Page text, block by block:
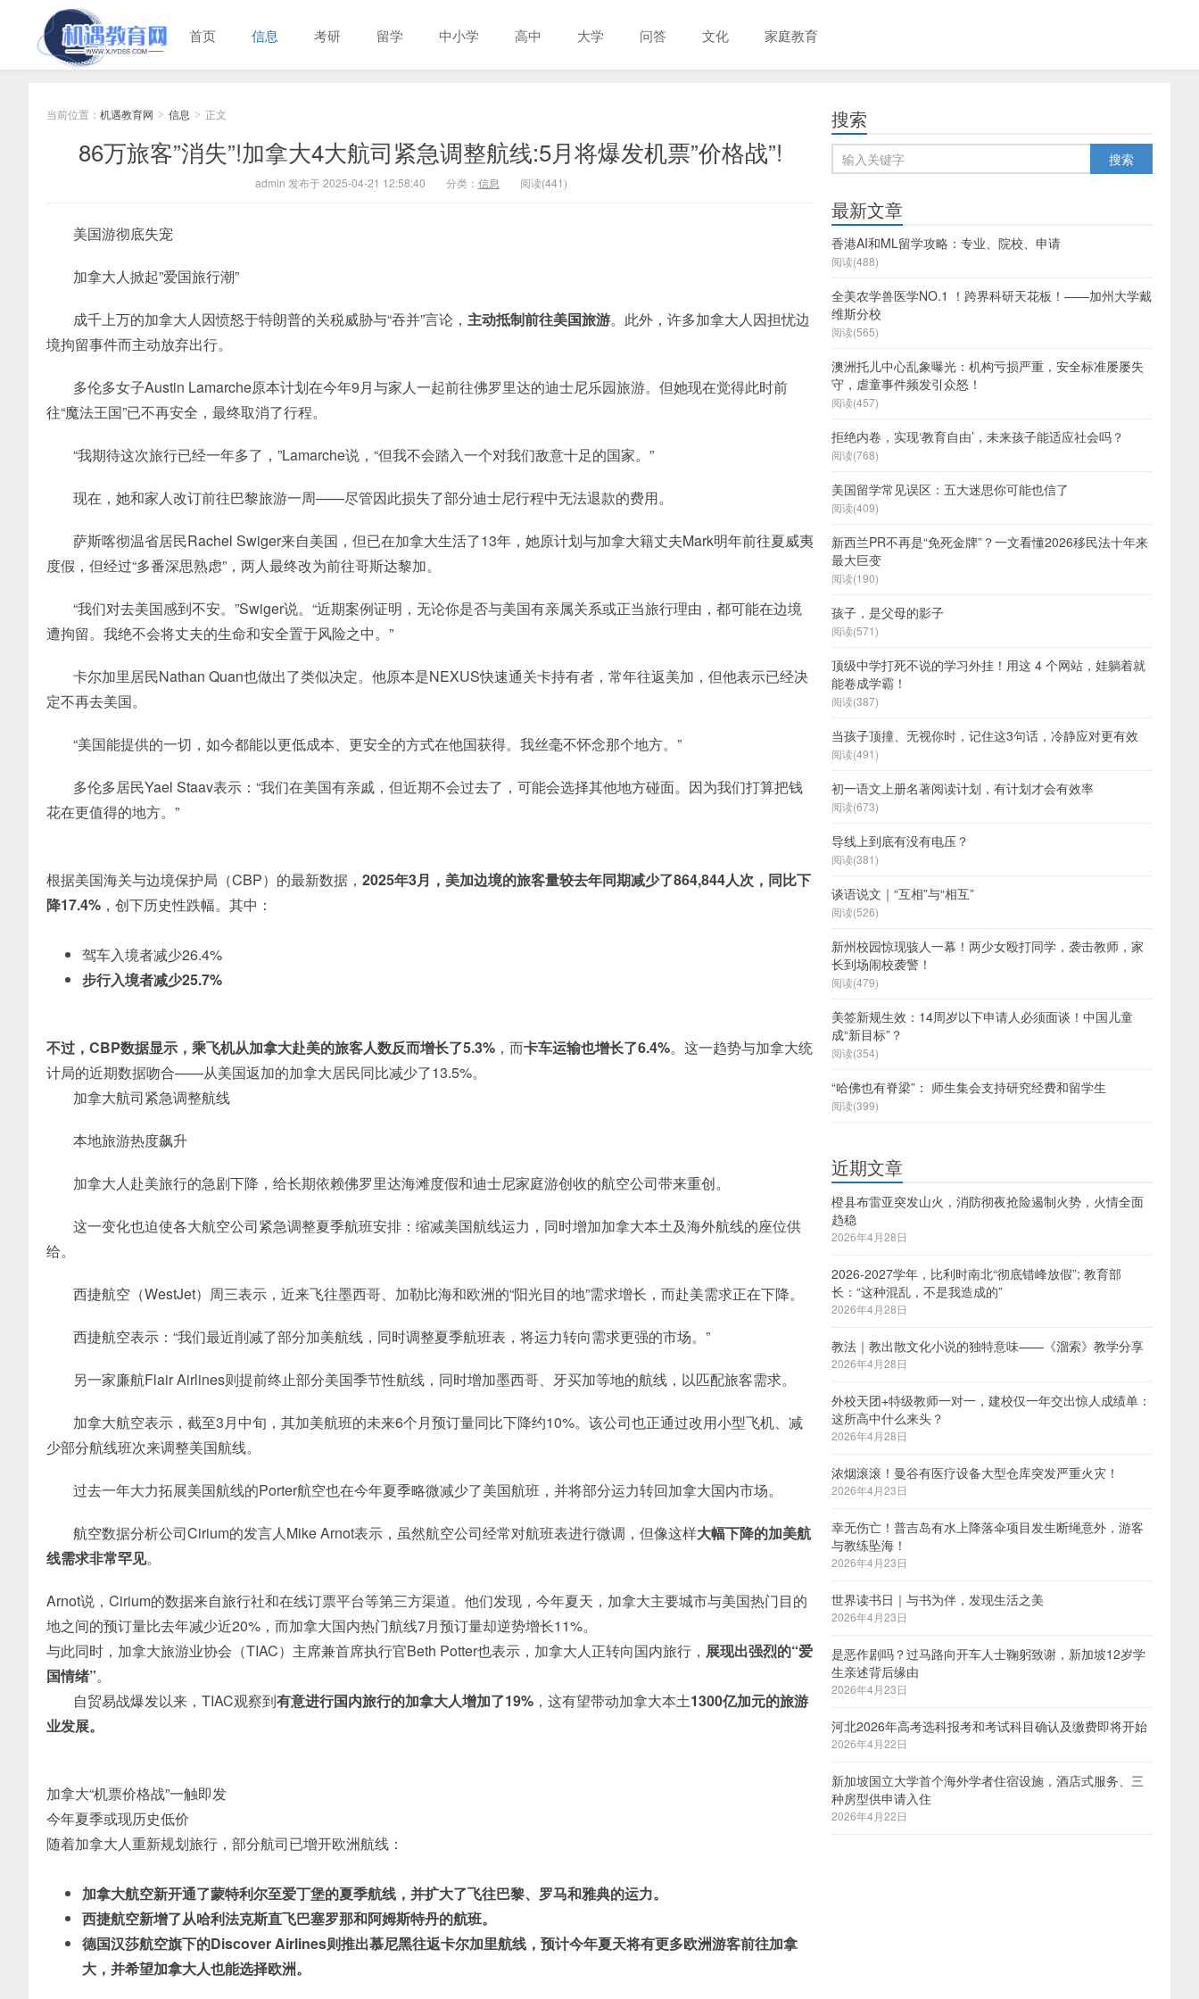
首页 信息 考研 留学 中小学 高中 大学 问答 文化 家庭教育
当前位置： 机遇教育网 > 信息 > 正文
86万旅客”消失”!加拿大4大航司紧急调整航线:5月将爆发机票”价格战”!
admin 发布于 2025-04-21 12:58:40 分类： 信息 阅读(441)
美国游彻底失宠
加拿大人掀起”爱国旅行潮”
成千上万的加拿大人因愤怒于特朗普的关税威胁与“吞并”言论， 主动抵制前往美国旅游。此外，许多加拿大人因担忧边
境拘留事件而主动放弃出行。
多伦多女子Austin Lamarche原本计划在今年9月与家人一起前往佛罗里达的迪士尼乐园旅游。但她现在觉得此时前
往“魔法王国”已不再安全，最终取消了行程。
“我期待这次旅行已经一年多了，”Lamarche说，“但我不会踏入一个对我们敌意十足的国家。”
现在，她和家人改订前往巴黎旅游一周——尽管因此损失了部分迪士尼行程中无法退款的费用。
萨斯喀彻温省居民Rachel Swiger来自美国，但已在加拿大生活了13年，她原计划与加拿大籍丈夫Mark明年前往夏威夷
度假，但经过“多番深思熟虑”，两人最终改为前往哥斯达黎加。
“我们对去美国感到不安。”Swiger说。“近期案例证明，无论你是否与美国有亲属关系或正当旅行理由，都可能在边境
遭拘留。我绝不会将丈夫的生命和安全置于风险之中。”
卡尔加里居民Nathan Quan也做出了类似决定。他原本是NEXUS快速通关卡持有者，常年往返美加，但他表示已经决
定不再去美国。
“美国能提供的一切，如今都能以更低成本、更安全的方式在他国获得。我丝毫不怀念那个地方。”
多伦多居民Yael Staav表示：“我们在美国有亲戚，但近期不会过去了，可能会选择其他地方碰面。因为我们打算把钱
花在更值得的地方。”
根据美国海关与边境保护局（CBP）的最新数据， 2025年3月，美加边境的旅客量较去年同期减少了864,844人次，同比下
降17.4% ，创下历史性跌幅。其中：
驾车入境者减少26.4%
步行入境者减少25.7%
不过，CBP数据显示， 乘飞机从加拿大赴美的旅客人数反而增长了5.3% ，而卡车运输也增长了6.4%。这一趋势与加拿大统
计局的近期数据吻合——从美国返加的加拿大居民同比减少了13.5%。
加拿大航司紧急调整航线
本地旅游热度飙升
加拿大人赴美旅行的急剧下降，给长期依赖佛罗里达海滩度假和迪士尼家庭游创收的航空公司带来重创。
这一变化也迫使各大航空公司紧急调整夏季航班安排：缩减美国航线运力，同时增加加拿大本土及海外航线的座位供
给。
西捷航空（WestJet）周三表示，近来飞往墨西哥、加勒比海和欧洲的“阳光目的地”需求增长，而赴美需求正在下降。
西捷航空表示：“我们最近削减了部分加美航线，同时调整夏季航班表，将运力转向需求更强的市场。”
另一家廉航Flair Airlines则提前终止部分美国季节性航线，同时增加墨西哥、牙买加等地的航线，以匹配旅客需求。
加拿大航空表示，截至3月中旬，其加美航班的未来6个月预订量同比下降约10%。该公司也正通过改用小型飞机、减
少部分航线班次来调整美国航线。
过去一年大力拓展美国航线的Porter航空也在今年夏季略微减少了美国航班，并将部分运力转回加拿大国内市场。
航空数据分析公司Cirium的发言人Mike Arnot表示，虽然航空公司经常对航班表进行微调，但像这样大幅下降的加美航
线需求非常罕见。
Arnot说，Cirium的数据来自旅行社和在线订票平台等第三方渠道。他们发现，今年夏天，加拿大主要城市与美国热门目的
地之间的预订量比去年减少近20%， 而加拿大国内热门航线7月预订量却逆势增长11%。
与此同时，加拿大旅游业协会（TIAC）主席兼首席执行官Beth Potter也表示，加拿大人正转向国内旅行， 展现出强烈的“爱
国情绪”。
自贸易战爆发以来，TIAC观察到有意进行国内旅行的加拿大人增加了19% ，这有望带动加拿大本土1300亿加元的旅游
业发展。
加拿大“机票价格战”一触即发
今年夏季或现历史低价
随着加拿大人重新规划旅行，部分航司已增开欧洲航线：
加拿大航空新开通了蒙特利尔至爱丁堡的夏季航线，并扩大了飞往巴黎、罗马和雅典的运力。
西捷航空新增了从哈利法克斯直飞巴塞罗那和阿姆斯特丹的航班。
德国汉莎航空旗下的Discover Airlines则推出慕尼黑往返卡尔加里航线，预计今年夏天将有更多欧洲游客前往加拿
大，并希望加拿大人也能选择欧洲。
搜索
最新文章
香港AI和ML留学攻略：专业、院校、申请
阅读(488)
全美农学兽医学NO.1 ！跨界科研天花板！——加州大学戴
维斯分校
阅读(565)
澳洲托儿中心乱象曝光：机构亏损严重，安全标准屡屡失
守，虐童事件频发引众怒！
阅读(457)
拒绝内卷，实现‘教育自由’，未来孩子能适应社会吗？
阅读(768)
美国留学常见误区：五大迷思你可能也信了
阅读(409)
新西兰PR不再是“免死金牌”？一文看懂2026移民法十年来
最大巨变
阅读(190)
孩子，是父母的影子
阅读(571)
顶级中学打死不说的学习外挂！用这 4 个网站，娃躺着就
能卷成学霸！
阅读(387)
当孩子顶撞、无视你时，记住这3句话，冷静应对更有效
阅读(491)
初一语文上册名著阅读计划，有计划才会有效率
阅读(673)
导线上到底有没有电压？
阅读(381)
谈语说文｜​“互相”与“相互”
阅读(526)
新州校园惊现骇人一幕！两少女殴打同学，袭击教师，家
长到场闹校袭警！
阅读(479)
美签新规生效：14周岁以下申请人必须面谈！中国儿童
成“新目标”？
阅读(354)
“哈佛也有脊梁”： 师生集会支持研究经费和留学生
阅读(399)
近期文章
橙县布雷亚突发山火，消防彻夜抢险遏制火势，火情全面
趋稳
2026年4月28日
2026-2027学年，比利时南北“彻底错峰放假”; 教育部
长：“这种混乱，不是我造成的”
2026年4月28日
教法｜教出散文化小说的独特意味——《溜索》教学分享
2026年4月28日
外校天团+特级教师一对一，建校仅一年交出惊人成绩单：
这所高中什么来头？
2026年4月28日
浓烟滚滚！曼谷有医疗设备大型仓库突发严重火灾！
2026年4月23日
幸无伤亡！普吉岛有水上降落伞项目发生断绳意外，游客
与教练坠海！
2026年4月23日
世界读书日｜与书为伴，发现生活之美
2026年4月23日
是恶作剧吗？过马路向开车人士鞠躬致谢，新加坡12岁学
生亲述背后缘由
2026年4月23日
河北2026年高考选科报考和考试科目确认及缴费即将开始
2026年4月22日
新加坡国立大学首个海外学者住宿设施，酒店式服务、三
种房型供申请入住
2026年4月22日